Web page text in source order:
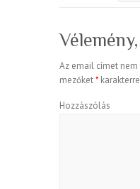
Az email címet nem
mezőket*
Hozzászólás